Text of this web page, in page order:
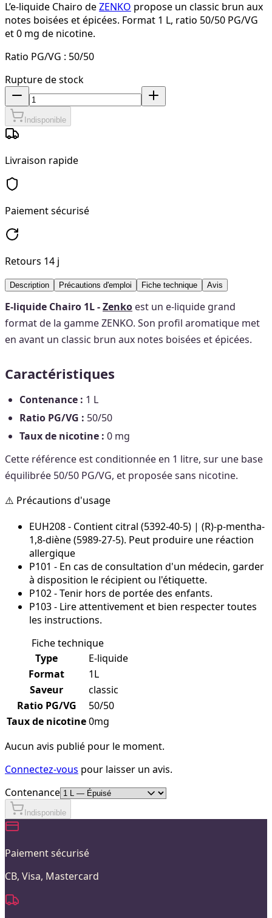
L’e-liquide Chairo deZENKO propose un classic brun aux
notes boisées et épicées. Format 1 L, ratio 50/50 PG/VG
et 0 mg de nicotine.
Ratio PG/VG : 50/50
Rupture de stock
Indisponible
Livraison rapide
Paiement sécurisé
Retours 14 j
Description Précautions d'emploi Fiche technique Avis
E-liquide Chairo 1L -Zenko est un e-liquide grand
format de la gamme ZENKO. Son profil aromatique met
en avant un classic brun aux notes boisées et épicées.
Caractéristiques
Contenance : 1 L
Ratio PG/VG : 50/50
Taux de nicotine : 0 mg
Cette référence est conditionnée en 1 litre, sur une base
équilibrée 50/50 PG/VG, et proposée sans nicotine.
⚠️ Précautions d'usage
EUH208 - Contient citral (5392-40-5) | (R)-p-mentha-
1,8-diène (5989-27-5). Peut produire une réaction
allergique
P101 - En cas de consultation d'un médecin, garder
à disposition le récipient ou l'étiquette.
P102 - Tenir hors de portée des enfants.
P103 - Lire attentivement et bien respecter toutes
les instructions.
Fiche technique
Type
E-liquide
Format
1L
Saveur
classic
Ratio PG/VG
50/50
Taux de nicotine0mg
Aucun avis publié pour le moment.
Connectez-vous pour laisser un avis.
Contenance
Indisponible
Paiement sécurisé
CB, Visa, Mastercard